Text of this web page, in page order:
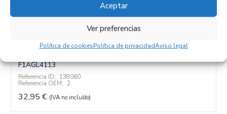
Aceptar
Ver preferencias
Política de cookiesPolítica de privacidadAviso legal
Productos relacionados
TUBO 2
F1AGL4113
Referencia ID: 138060
Referencia OEM: 2
32,95 € (IVA no incluído)